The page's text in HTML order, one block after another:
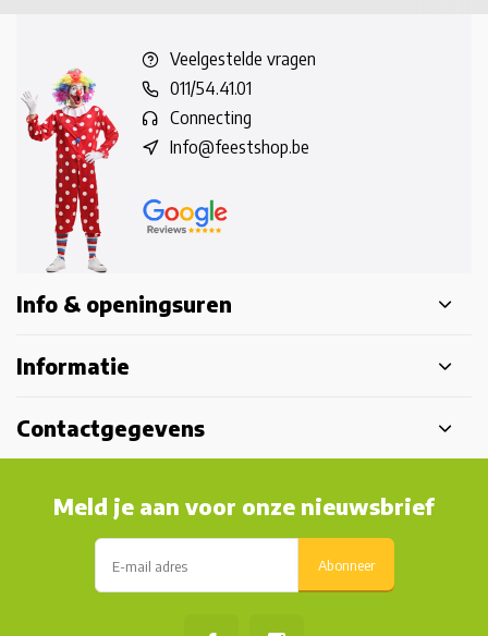
Veelgestelde vragen
011/54.41.01
Connecting
Info@feestshop.be
Info & openingsuren
Informatie
Contactgegevens
Meld je aan voor onze nieuwsbrief
Abonneer